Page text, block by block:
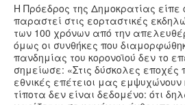
Η Πρόεδρος της Δημοκρατίας είπε
παραστεί στις εορταστικές
των 100 χρόνων από την
όμως οι συνθήκες που
πανδημίας του κορονοϊού δεν το
σημείωσε: «Στις δύσκολες εποχές
εθνικές επέτειοι μας εμψυχώνουν
τίποτα δεν είναι δεδομένο: ότι